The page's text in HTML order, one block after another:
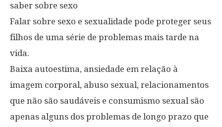
saber sobre sexo
Falar sobre sexo e sexualidade pode proteger seus
filhos de uma série de problemas mais tarde na
vida.
Baixa autoestima, ansiedade em relação à
imagem corporal, abuso sexual, relacionamentos
que não são saudáveis e consumismo sexual são
apenas alguns dos problemas de longo prazo que